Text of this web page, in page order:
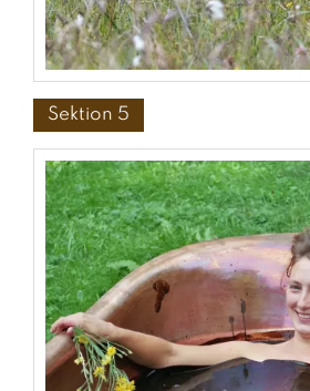
Sektion 5